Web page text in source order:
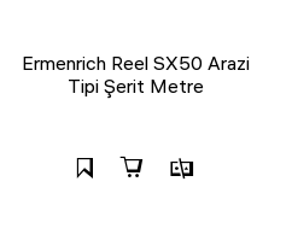
Ermenrich Reel SX50 Arazi
Tipi Şerit Metre